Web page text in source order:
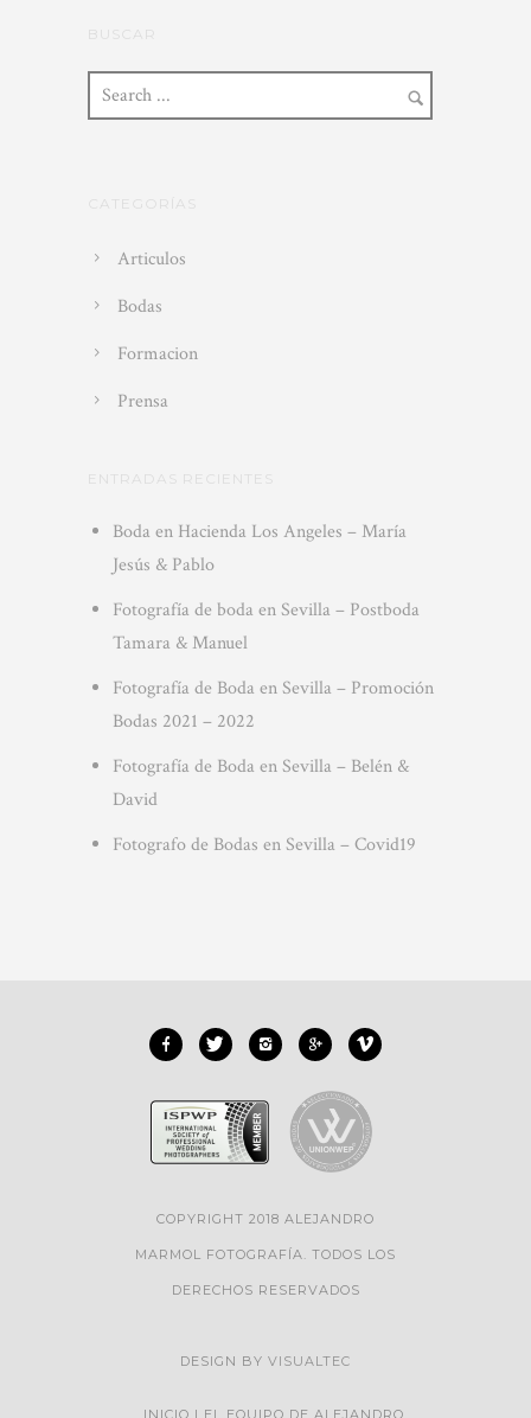
Articulos
Bodas
Formacion
Prensa
Boda en Hacienda Los Angeles – María
Jesús & Pablo
Fotografía de boda en Sevilla – Postboda
Tamara & Manuel
Fotografía de Boda en Sevilla – Promoción
Bodas 2021 – 2022
Fotografía de Boda en Sevilla – Belén &
David
Fotografo de Bodas en Sevilla – Covid19
COPYRIGHT 2018 ALEJANDRO
MARMOL FOTOGRAFÍA. TODOS LOS
DERECHOS RESERVADOS
DESIGN BY VISUALTEC
INICIO EL EQUIPO DE ALEJANDRO